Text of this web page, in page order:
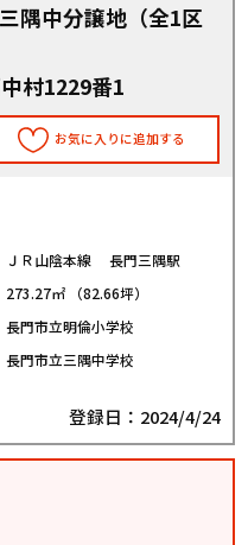
隅中分譲地（全1区
村1229番1
お気に入りに追加する
ＪＲ山陰本線 長門三隅駅
273.27㎡ （82.66坪）
長門市立明倫小学校
長門市立三隅中学校
登録日：2024/4/24